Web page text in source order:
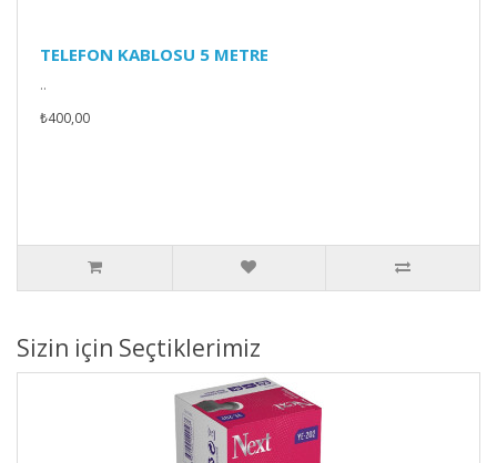
TELEFON KABLOSU 5 METRE
..
₺400,00
Sizin için Seçtiklerimiz